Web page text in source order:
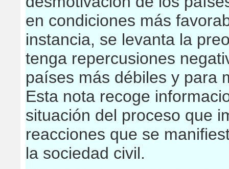
en condiciones más
instancia, se levanta la
tenga repercusiones
países más débiles y para
Esta nota recoge
situación del proceso que
reacciones que se
la sociedad civil.